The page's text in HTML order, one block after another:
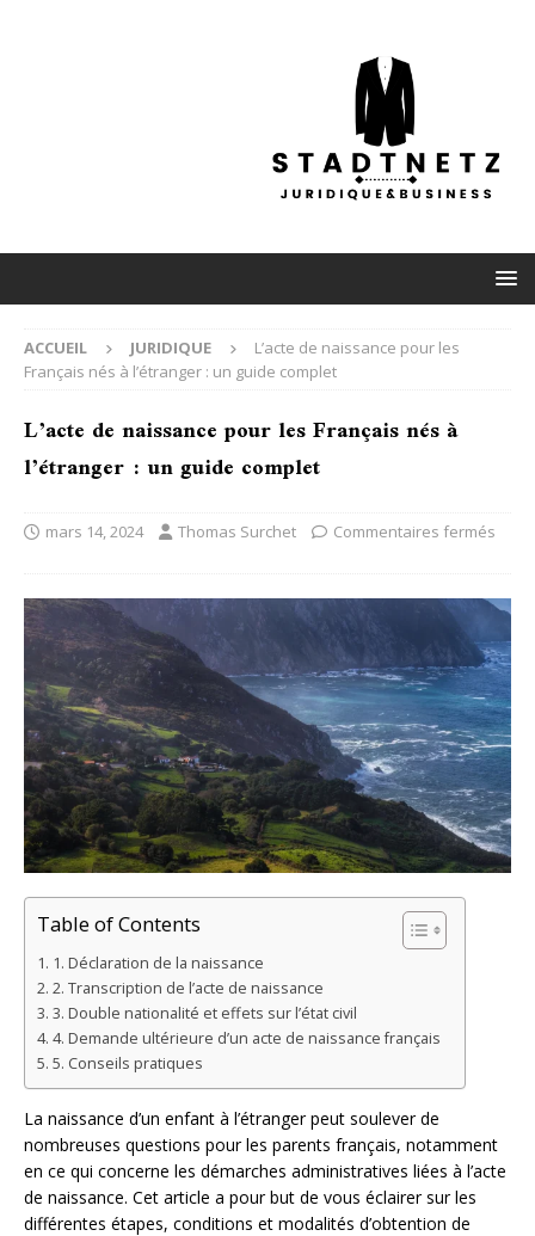
ACCUEIL JURIDIQUE
L’acte de naissance pour les
Français nés à l’étranger : un guide complet
L’acte de naissance pour les Français nés à
l’étranger : un guide complet
mars 14, 2024 Thomas Surchet Commentaires fermés
Table of Contents
1. Déclaration de la naissance
2. Transcription de l’acte de naissance
3. Double nationalité et effets sur l’état civil
4. Demande ultérieure d’un acte de naissance français
5. Conseils pratiques
La naissance d’un enfant à l’étranger peut soulever de
nombreuses questions pour les parents français, notamment
en ce qui concerne les démarches administratives liées à l’acte
de naissance. Cet article a pour but de vous éclairer sur les
différentes étapes, conditions et modalités d’obtention de